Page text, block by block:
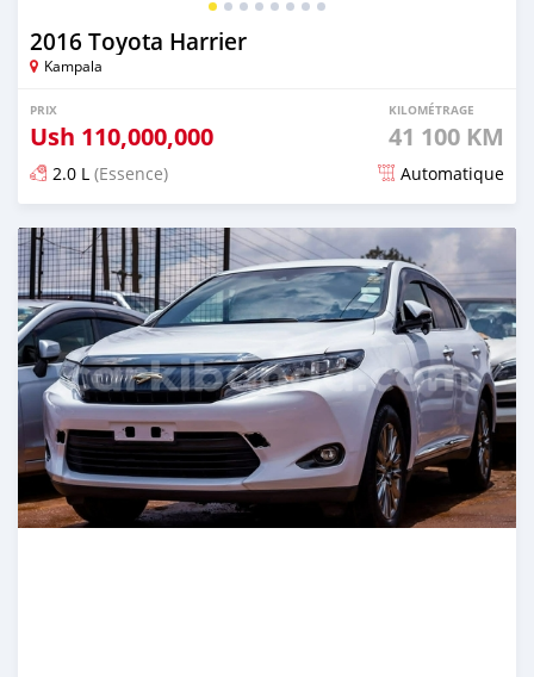
2016 Toyota Harrier
Kampala
PRIX
Ush 110,000,000
KILOMÉTRAGE
41 100 KM
2.0 L (Essence) Automatique
Publié il y a 4 jours